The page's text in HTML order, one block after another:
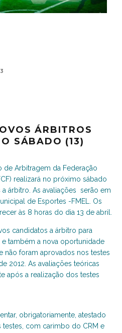
ÁRBITROS
SÁBADO (13)
de Arbitragem da Federação
realizará no próximo sábado
a árbitro. As avaliações serão em
de Esportes -FMEL. Os
às 8 horas do dia 13 de abril.
candidatos a árbitro para
também a nova oportunidade
não foram aprovados nos testes
2012. As avaliações teóricas
após a realização dos testes
obrigatoriamente, atestado
com carimbo do CRM e